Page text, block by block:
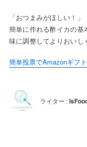
「おつまみがほしい！
簡単に作れる酢イカの基
味に調整してよりおい
簡単投票でAmazonギフ
ライター :